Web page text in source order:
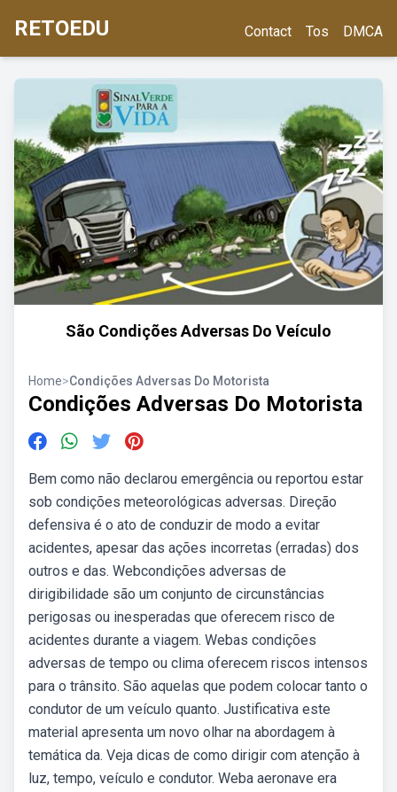
RETOEDU Contact Tos DMCA
São Condições Adversas Do Veículo
Home>Condições Adversas Do Motorista
Condições Adversas Do Motorista
Bem como não declarou emergência ou reportou estar
sob condições meteorológicas adversas. Direção
defensiva é o ato de conduzir de modo a evitar
acidentes, apesar das ações incorretas (erradas) dos
outros e das. Webcondições adversas de
dirigibilidade são um conjunto de circunstâncias
perigosas ou inesperadas que oferecem risco de
acidentes durante a viagem. Webas condições
adversas de tempo ou clima oferecem riscos intensos
para o trânsito. São aquelas que podem colocar tanto o
condutor de um veículo quanto. Justificativa este
material apresenta um novo olhar na abordagem à
temática da. Veja dicas de como dirigir com atenção à
luz, tempo, veículo e condutor. Weba aeronave era